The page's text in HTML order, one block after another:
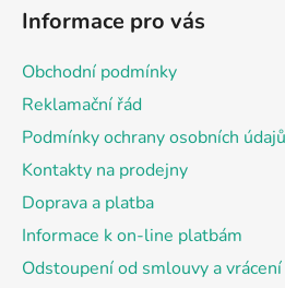
Informace pro vás
Obchodní podmínky
Reklamační řád
Podmínky ochrany osobních údajů
Kontakty na prodejny
Doprava a platba
Informace k on-line platbám
Odstoupení od smlouvy a vrácení